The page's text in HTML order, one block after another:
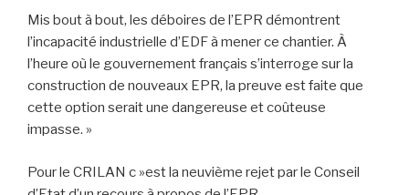
Mis bout à bout, les déboires de l’EPR démontrent
l’incapacité industrielle d’EDF à mener ce chantier. À
l’heure où le gouvernement français s’interroge sur la
construction de nouveaux EPR, la preuve est faite que
cette option serait une dangereuse et coûteuse
impasse. »
Pour le CRILAN c »est la neuvième rejet par le Conseil